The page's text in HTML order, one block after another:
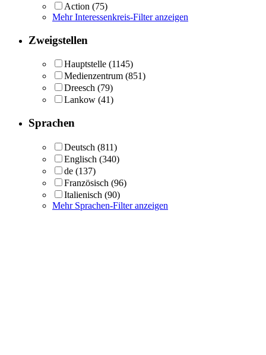
Action (75)
Mehr Interessenkreis-Filter anzeigen
Zweigstellen
Hauptstelle (1145)
Medienzentrum (851)
Dreesch (79)
Lankow (41)
Sprachen
Deutsch (811)
Englisch (340)
de (137)
Französisch (96)
Italienisch (90)
Mehr Sprachen-Filter anzeigen